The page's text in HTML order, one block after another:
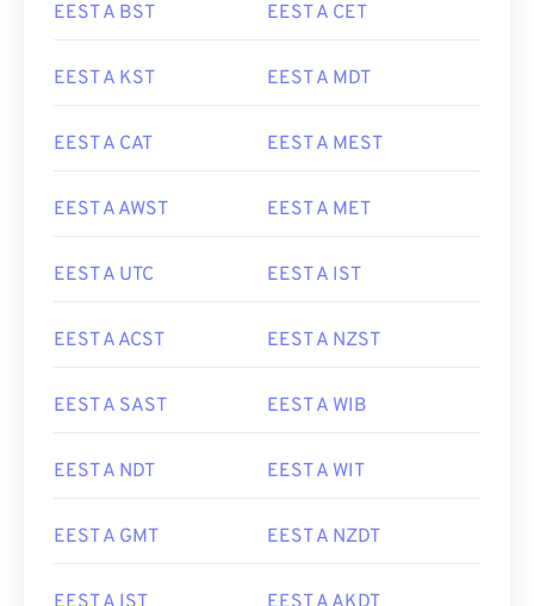
EEST A BST EEST A CET
EEST A KST EEST A MDT
EEST A CAT EEST A MEST
EEST A AWST EEST A MET
EEST A UTC EEST A IST
EEST A ACST EEST A NZST
EEST A SAST EEST A WIB
EEST A NDT EEST A WIT
EEST A GMT EEST A NZDT